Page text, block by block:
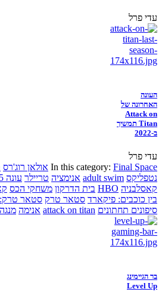
עדי פרל
העונה
האחרונה של
Attack on
Titan תמשיך
ב-2022
עדי פרל
In this category: Final Space אולאן רוג'רס
נטפליקס adult swim אנימציה טריילר עונה 5
קאסלבניה HBO בית הדרקון משחקי הכס
בין כוכבים: פיקארד סטאר טרק סטאר טרק:
סיפונים תחתונים attack on titan אנימה מנגה
בר הגיימינג
Level Up